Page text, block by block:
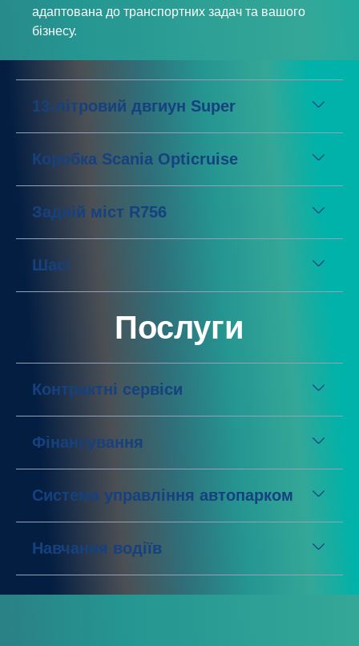
адаптована до транспортних задач та вашого
бізнесу.
13-літровий двгиун Super
Коробка Scania Opticruise
Задній міст R756
Шасі
Послуги
Контрактні сервіси
Фінансування
Система управління автопарком
Навчання водіїв